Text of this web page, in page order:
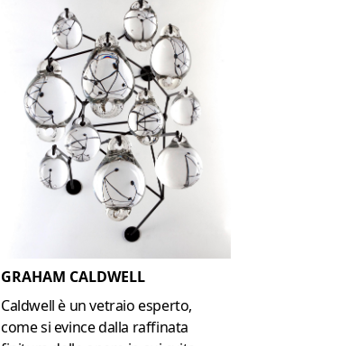
GRAHAM CALDWELL
Caldwell è un vetraio esperto,
come si evince dalla raffinata